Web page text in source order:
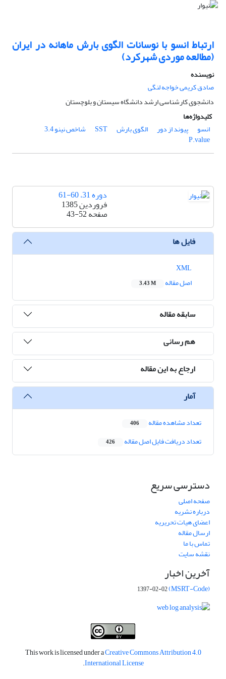
ارتباط انسو با نوسانات الگوی بارش ماهانه در ایران
(مطالعه موردی شهرکرد)
نویسنده
صادق کریمی خواجه لنگی
دانشجوی کارشناسی ارشد دانشگاه سیستان و بلوچستان
کلیدواژه‌ها
انسو
پیوند از دور الگوی بارش SST شاخص نینو 3.4
P.value
دوره 31، 60-61
فروردین 1385
صفحه43-52
فایل ها
اصل مقاله
3.43 M
سابقه مقاله
هم رسانی
ارجاع به این مقاله
آمار
تعداد مشاهده مقاله 406
تعداد دریافت فایل اصل مقاله 426
دسترسی سریع
صفحه اصلی
درباره نشریه
اعضای هیات تحریریه
ارسال مقاله
تماس با ما
نقشه سایت
آخرین اخبار
(MSRT-Code)
1397-02-02
This work is licensed under aCreative Commons Attribution 4.0
International License
.